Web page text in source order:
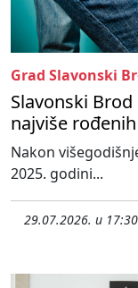
Grad Slavonski
Slavonski
najviše
Nakon
2025. godini...
29.07.2026. u 17:30